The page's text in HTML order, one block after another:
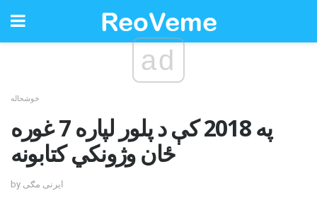
ad
خوشحاله
په 2018 کې د پلور لپاره 7 غوره
ځان وژونکي کتابونه
by ایرنی مګی